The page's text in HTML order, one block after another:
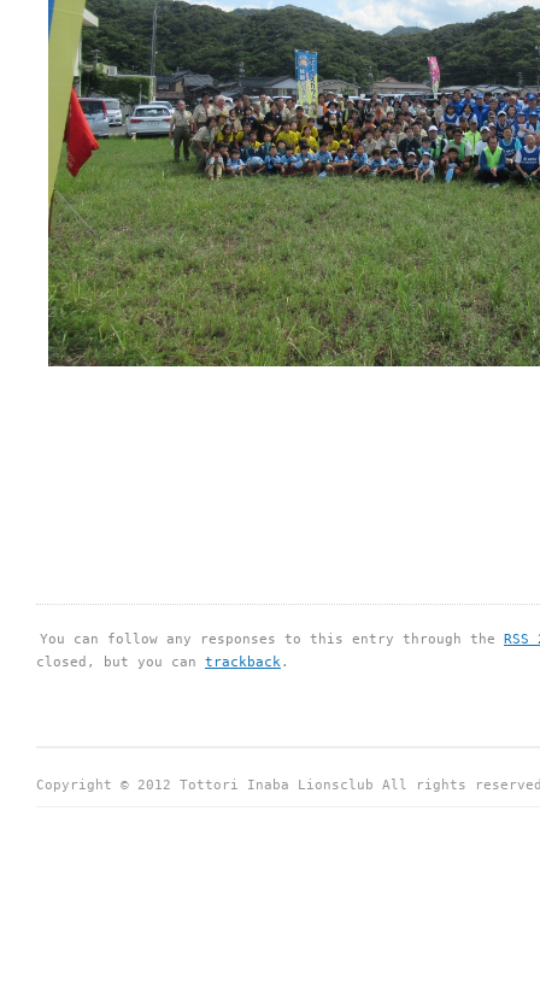
You can follow any responses to this entry through the RSS
closed, but you can trackback .
Copyright © 2012 Tottori Inaba Lionsclub All rights